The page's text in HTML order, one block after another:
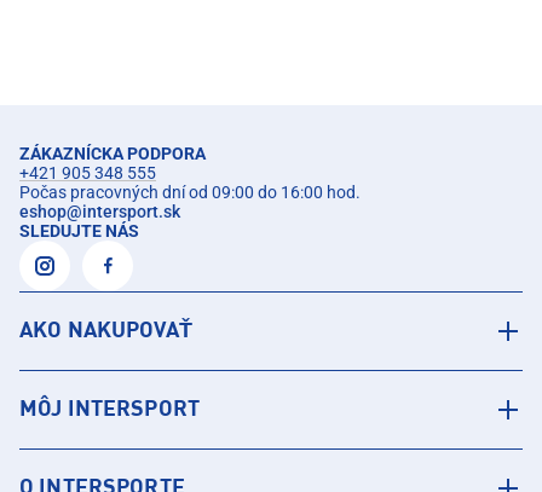
ZÁKAZNÍCKA PODPORA
+421 905 348 555
Počas pracovných dní od 09:00 do 16:00 hod.
eshop@intersport.sk
SLEDUJTE NÁS
AKO NAKUPOVAŤ
MÔJ INTERSPORT